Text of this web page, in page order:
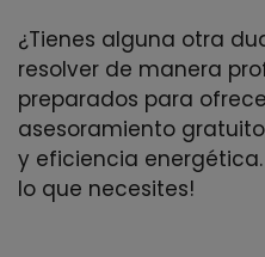
¿Tienes alguna otra
resolver de manera
preparados para
asesoramiento
y eficiencia
lo que necesites!